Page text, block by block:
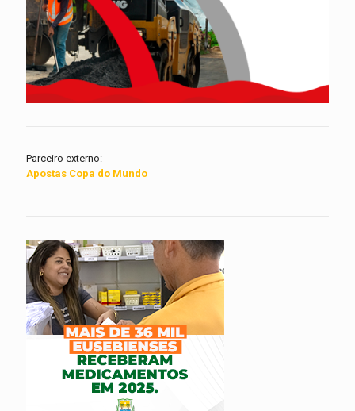
Parceiro externo:
Apostas Copa do Mundo